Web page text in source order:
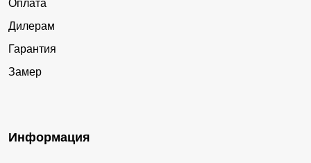
Оплата
Дилерам
Гарантия
Замер
Информация